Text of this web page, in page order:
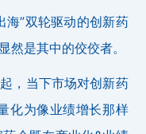
海”双轮驱动的创新药
然是其中的佼佼者。
，当下市场对创新药
化为像业绩增长那样